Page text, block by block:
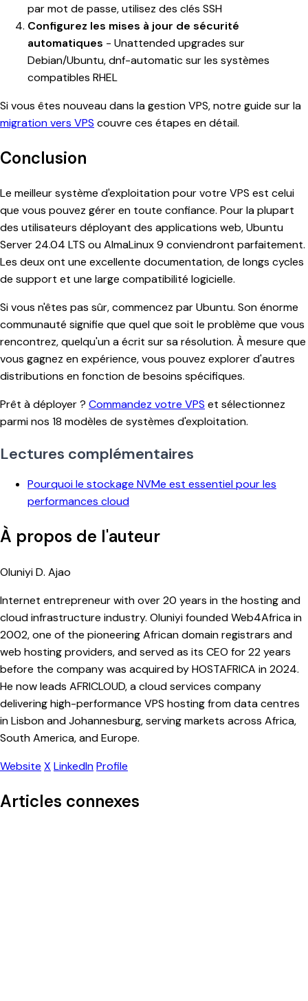
par mot de passe, utilisez des clés SSH
Configurez les mises à jour de sécurité
automatiques - Unattended upgrades sur
Debian/Ubuntu, dnf-automatic sur les systèmes
compatibles RHEL
Si vous êtes nouveau dans la gestion VPS, notre guide sur la
migration vers VPS couvre ces étapes en détail.
Conclusion
Le meilleur système d'exploitation pour votre VPS est celui
que vous pouvez gérer en toute confiance. Pour la plupart
des utilisateurs déployant des applications web, Ubuntu
Server 24.04 LTS ou AlmaLinux 9 conviendront parfaitement.
Les deux ont une excellente documentation, de longs cycles
de support et une large compatibilité logicielle.
Si vous n'êtes pas sûr, commencez par Ubuntu. Son énorme
communauté signifie que quel que soit le problème que vous
rencontrez, quelqu'un a écrit sur sa résolution. À mesure que
vous gagnez en expérience, vous pouvez explorer d'autres
distributions en fonction de besoins spécifiques.
Prêt à déployer ? Commandez votre VPS et sélectionnez
parmi nos 18 modèles de systèmes d'exploitation.
Lectures complémentaires
Pourquoi le stockage NVMe est essentiel pour les
performances cloud
À propos de l'auteur
Oluniyi D. Ajao
Internet entrepreneur with over 20 years in the hosting and
cloud infrastructure industry. Oluniyi founded Web4Africa in
2002, one of the pioneering African domain registrars and
web hosting providers, and served as its CEO for 22 years
before the company was acquired by HOSTAFRICA in 2024.
He now leads AFRICLOUD, a cloud services company
delivering high-performance VPS hosting from data centres
in Lisbon and Johannesburg, serving markets across Africa,
South America, and Europe.
Website X LinkedInProfile
Articles connexes